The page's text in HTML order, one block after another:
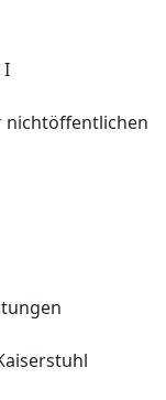
I
nichtöffentlichen